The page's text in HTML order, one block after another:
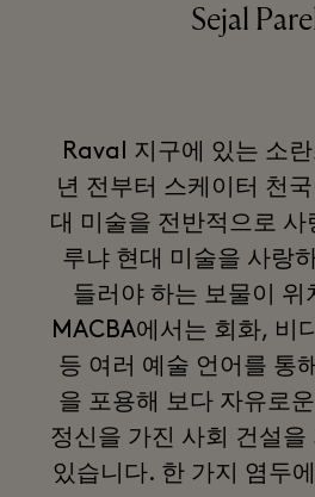
Sejal
Raval 지구에 있는 소
년 전부터 스케이터 천
대 미술을 전반적으로 사
루냐 현대 미술을 사랑
들러야 하는 보물이 위
MACBA에서는 회화, 비
등 여러 예술 언어를 통
을 포용해 보다 자유로
정신을 가진 사회 건설을
있습니다. 한 가지 염두